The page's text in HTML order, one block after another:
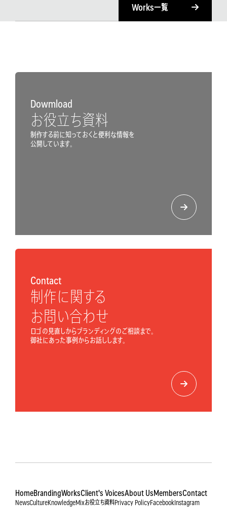
Works一覧
Dowmload
お役立ち資料
制作する前に知っておくと便利な情報を
公開しています。
Contact
制作に関する
お問い合わせ
ロゴの見直しからブランディングのご相談まで。
御社にあった事例からお話しします。
HomeBrandingWorksClient's VoicesAbout Us MembersContact
NewsCultureKnowledgeMixお役立ち資料Privacy PolicyFacebook Instagram